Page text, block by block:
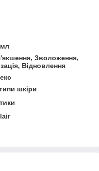
Зволоження,
Відновлення
шкіри